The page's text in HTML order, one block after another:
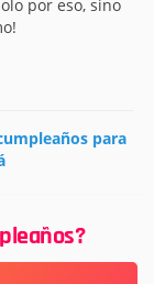
por eso, sino
para